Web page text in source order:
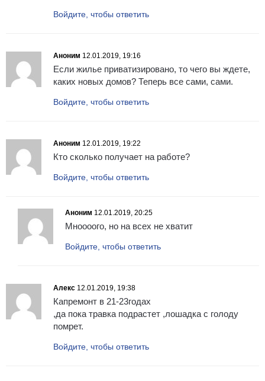
Войдите, чтобы ответить
Аноним 12.01.2019, 19:16
Если жилье приватизировано, то чего вы ждете,
каких новых домов? Теперь все сами, сами.
Войдите, чтобы ответить
Аноним 12.01.2019, 19:22
Кто сколько получает на работе?
Войдите, чтобы ответить
Аноним 12.01.2019, 20:25
Мноооого, но на всех не хватит
Войдите, чтобы ответить
Алекс 12.01.2019, 19:38
Капремонт в 21-23годах
,да пока травка подрастет ,лошадка с голоду
помрет.
Войдите, чтобы ответить